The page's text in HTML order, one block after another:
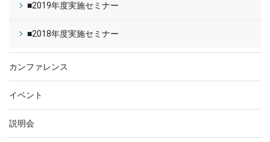
■2019年度実施セミナー
■2018年度実施セミナー
カンファレンス
イベント
説明会